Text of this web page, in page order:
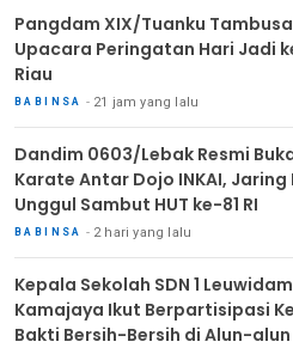
Pangdam XIX/Tuanku
Upacara Peringatan Hari Jadi
Riau
BABINSA 21 jam yang lalu
Dandim 0603/Lebak Resmi
Karate Antar Dojo INKAI,
Unggul Sambut HUT ke-81 RI
BABINSA 2 hari yang lalu
Kepala Sekolah SDN 1
Kamajaya Ikut Berpartisipasi
Bakti Bersih-Bersih di Alun-